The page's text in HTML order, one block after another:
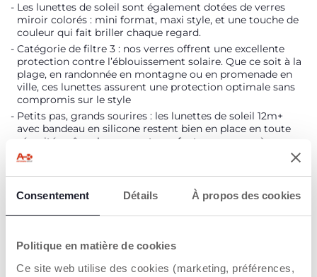
Consentement Détails À propos des cookies
Politique en matière de cookies
Ce site web utilise des cookies (marketing, préférences,
Les lunettes de soleil sont également dotées de verres
miroir colorés : mini format, maxi style, et une touche de
couleur qui fait briller chaque regard.
Catégorie de filtre 3 : nos verres offrent une excellente
protection contre l’éblouissement solaire. Que ce soit à la
plage, en randonnée en montagne ou en promenade en
ville, ces lunettes assurent une protection optimale sans
compromis sur le style
Petits pas, grands sourires : les lunettes de soleil 12m+
avec bandeau en silicone restent bien en place en toute
sécurité, même lorsque votre enfant commence à
explorer.
DÉTAILS DU PRODUIT
AVERTISSEMENTS ET INSTRUCTIONS